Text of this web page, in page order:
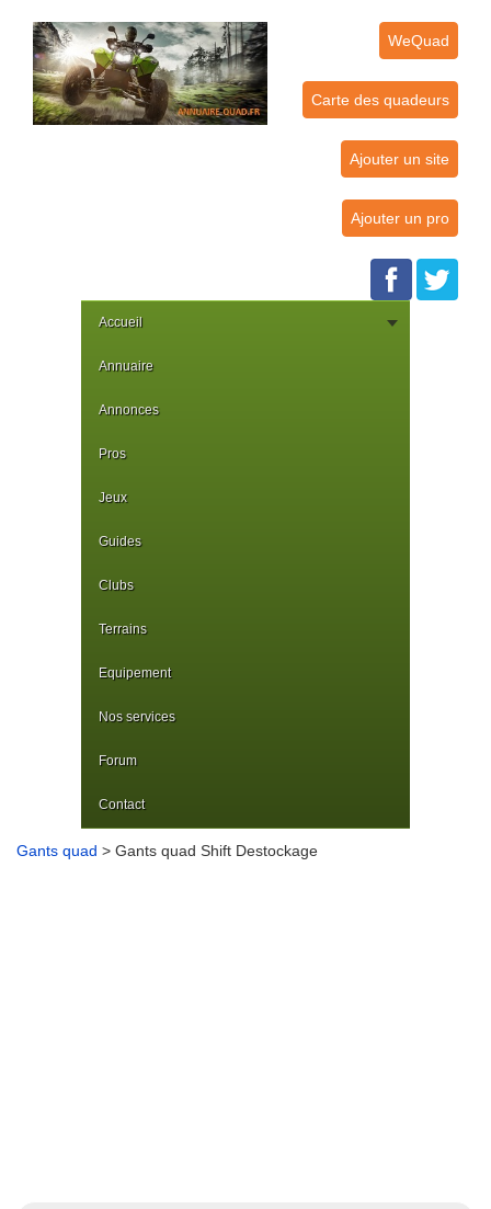
WeQuad
Carte des quadeurs
Ajouter un site
Ajouter un pro
Accueil
Annuaire
Annonces
Pros
Jeux
Guides
Clubs
Terrains
Equipement
Nos services
Forum
Contact
Gants quad > Gants quad Shift Destockage